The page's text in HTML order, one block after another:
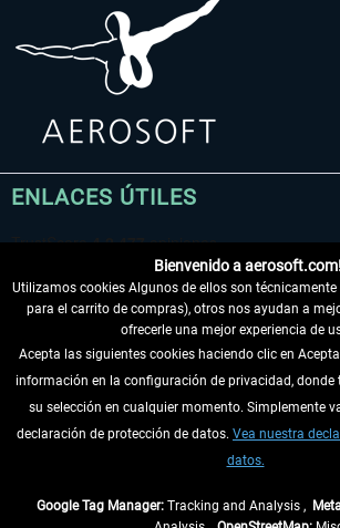
ENLACES ÚTILES
DESISTIR DEL CONTRATO
INFORMACIÓN
Bienvenido a aerosoft.com!
Utilizamos cookies Algunos de ellos son técnicamente
para el carrito de compras), otros nos ayudan a
ofrecerle una mejor experiencia de
Acepta las siguientes cookies haciendo clic en
información en la configuración de privacidad,
su selección en cualquier momento. Simplemente
declaración de protección de datos. Vea nuestra
datos.
Google Tag Manager: Tracking and Analysis ,